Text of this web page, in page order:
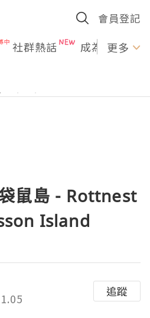
會員登記
社群熱話 成為U更多
鼠島 - Rottnest
Island
追蹤